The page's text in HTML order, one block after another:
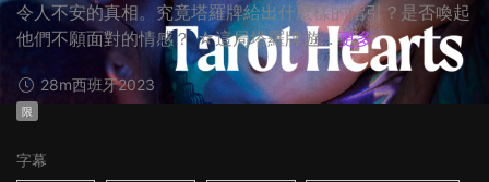
令人不安的真相。究竟塔羅牌給出什麼樣的指引？是否喚起
他們不願面對的情感？ ☆這局塔羅牌遊... 更多
28m西班牙2023
限
字幕